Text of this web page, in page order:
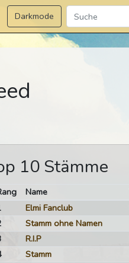
Darkmode
10 Stämme
Name
Elmi Fanclub
Stamm ohne Namen
R.I.P
Stamm